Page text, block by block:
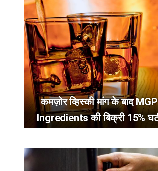
कमज़ोर व्हिस्की मांग के बाद MGP
Ingredients की बिक्री 15%